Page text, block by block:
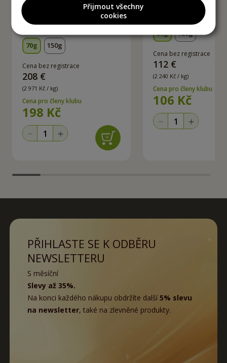
Bio Bylinkové Máslo - Mix
koření
70g 150g
Cena bez registrace
208 €
(2 971 Kč / kg)
Cena pro členy klubu
198 Kč
Bio Koriandr - mletý
50g 120g
Cena bez registrace
112 €
(2 240 Kč / kg)
Cena pro členy klubu
106 Kč
PŘIHLASTE SE K ODBĚRU
NEWSLETTERU
S měsíční
Slevy až 35%.
Na konci každého nákupu obdržíte další 5% slevu
na newsletter, také na zlevněné produkty.
Přijmout všechny
cookies